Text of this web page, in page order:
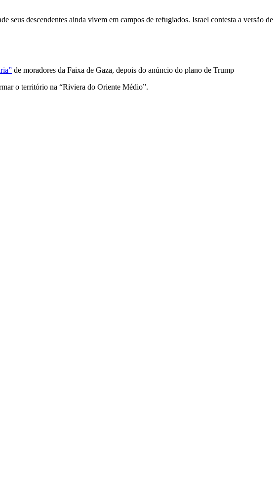
descendentes ainda vivem em campos de refugiados. Israel contesta a versão de
de moradores da Faixa de Gaza, depois do anúncio do plano de Trump
o território na “Riviera do Oriente Médio”.